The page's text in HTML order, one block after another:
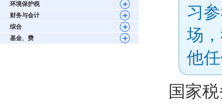
环境保护税
财务与会计
综合
基金、费
习
场
他
国家